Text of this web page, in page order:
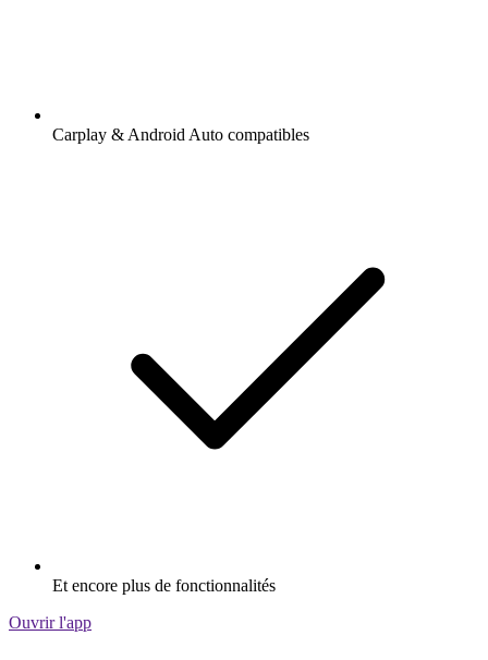
Carplay & Android Auto compatibles
Et encore plus de fonctionnalités
Ouvrir l'app